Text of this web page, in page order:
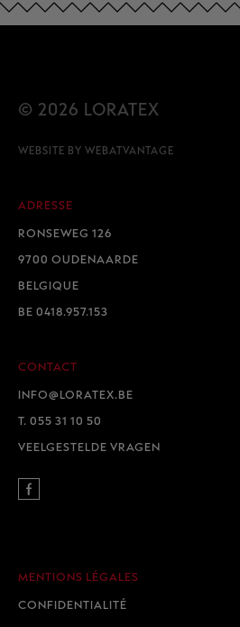
© 2026 LORATEX
WEBSITE BY WEBATVANTAGE
ADRESSE
RONSEWEG 126
9700 OUDENAARDE
BELGIQUE
BE 0418.957.153
CONTACT
E.
INFO@LORATEX.BE
T. 055 31 10 50
VEELGESTELDE VRAGEN
MENTIONS LÉGALES
CONFIDENTIALITÉ